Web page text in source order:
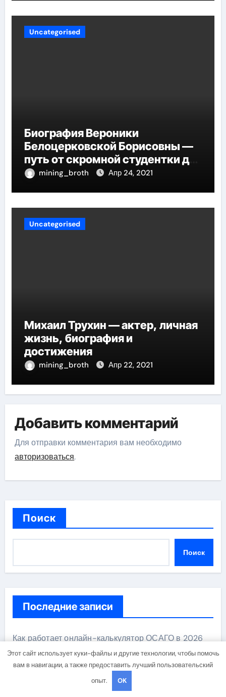
Uncategorised
Биография Вероники
Белоцерковской Борисовны —
путь от скромной студентки до
великолепных достижений в
mining_broth Апр 24, 2021
Uncategorised
Михаил Трухин — актер, личная
жизнь, биография и
достижения
mining_broth Апр 22, 2021
Добавить комментарий
Для отправки комментария вам необходимо
авторизоваться.
Поиск
Поиск
Последние записи
Как работает онлайн-калькулятор ОСАГО в 2026
Обзор функциональных возможностей ремонтной
Этот сайт использует куки-файлы и другие технологии, чтобы помочь
вам в навигации, а также предоставить лучший пользовательский
опыт.
OK